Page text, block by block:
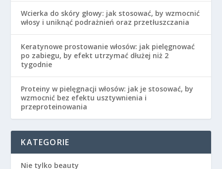
Wcierka do skóry głowy: jak stosować, by wzmocnić
włosy i uniknąć podrażnień oraz przetłuszczania
Keratynowe prostowanie włosów: jak pielęgnować
po zabiegu, by efekt utrzymać dłużej niż 2
tygodnie
Proteiny w pielęgnacji włosów: jak je stosować, by
wzmocnić bez efektu usztywnienia i
przeproteinowania
KATEGORIE
Nie tylko beauty